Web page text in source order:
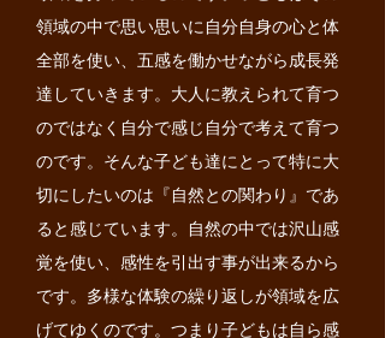
領域の中で思い思いに自分自身の心と体
全部を使い、五感を働かせながら成長発
達していきます。大人に教えられて育つ
のではなく自分で感じ自分で考えて育つ
のです。そんな子ども達にとって特に大
切にしたいのは『自然との関わり』であ
ると感じています。自然の中では沢山感
覚を使い、感性を引出す事が出来るから
です。多様な体験の繰り返しが領域を広
げてゆくのです。つまり子どもは自ら感